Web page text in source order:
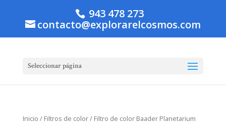
943 478 273
contacto@explorarelcosmos.com
Seleccionar página
Inicio / Filtros de color/ Filtro de color Baader Planetarium